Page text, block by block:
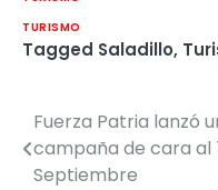
TURISMO
Tagged Saladillo,
Navegación
de
Fuerza Patria lanzó
campaña de cara al
Septiembre